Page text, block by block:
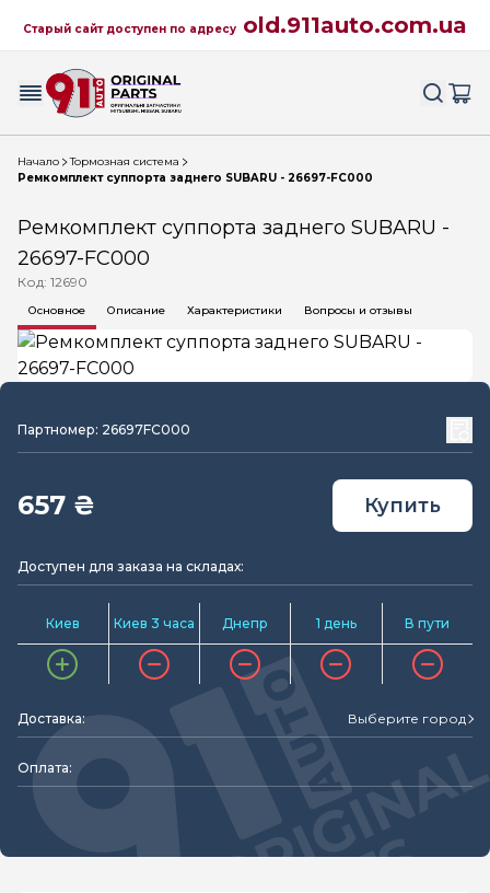
Старый сайт доступен по адресу old.911auto.com.ua
Начало
Тормозная система
Ремкомплект суппорта заднего SUBARU - 26697-FC000
Ремкомплект суппорта заднего SUBARU -
26697-FC000
Код: 12690
Основное Описание Характеристики Вопросы и отзывы
Партномер: 26697FC000
657 ₴ Купить
Доступен для заказа на складах:
Киев Киев 3 часа Днепр 1 день В пути
Доставка: Выберите город
Оплата: